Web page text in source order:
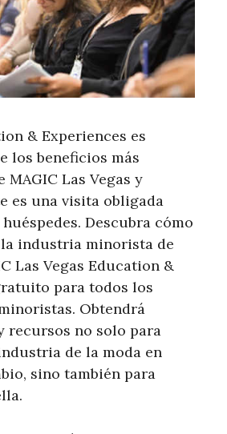
& Experiences es
los beneficios más
MAGIC Las Vegas y
es una visita obligada
Descubra cómo
industria minorista de
Las Vegas Education &
para todos los
Obtendrá
recursos no solo para
de la moda en
sino también para